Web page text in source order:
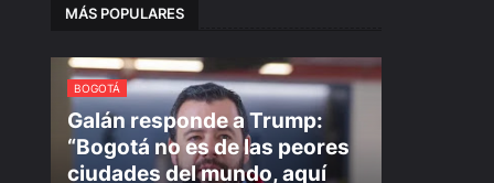
MÁS POPULARES
BOGOTÁ
Galán responde a Trump:
“Bogotá no es de las peores
ciudades del mundo, aquí